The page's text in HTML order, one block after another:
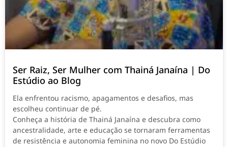
Ser Raiz, Ser Mulher com Thainá Janaína | Do
Estúdio ao Blog
Ela enfrentou racismo, apagamentos e desafios, mas
escolheu continuar de pé.
Conheça a história de Thainá Janaína e descubra como
ancestralidade, arte e educação se tornaram ferramentas
de resistência e autonomia feminina no novo Do Estúdio